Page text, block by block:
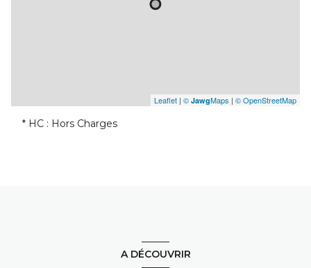
Leaflet | © JawgMaps | © OpenStreetMap
* HC : Hors Charges
A DÉCOUVRIR